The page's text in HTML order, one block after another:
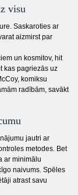
visu
Saskaroties ar
aizmirst par
un kosmitov, hit
kas pagriezās uz
komiksu
radībām, savākt
jautri ar
metodes. Bet
ar minimālu
naivums. Spēles
atrast savu